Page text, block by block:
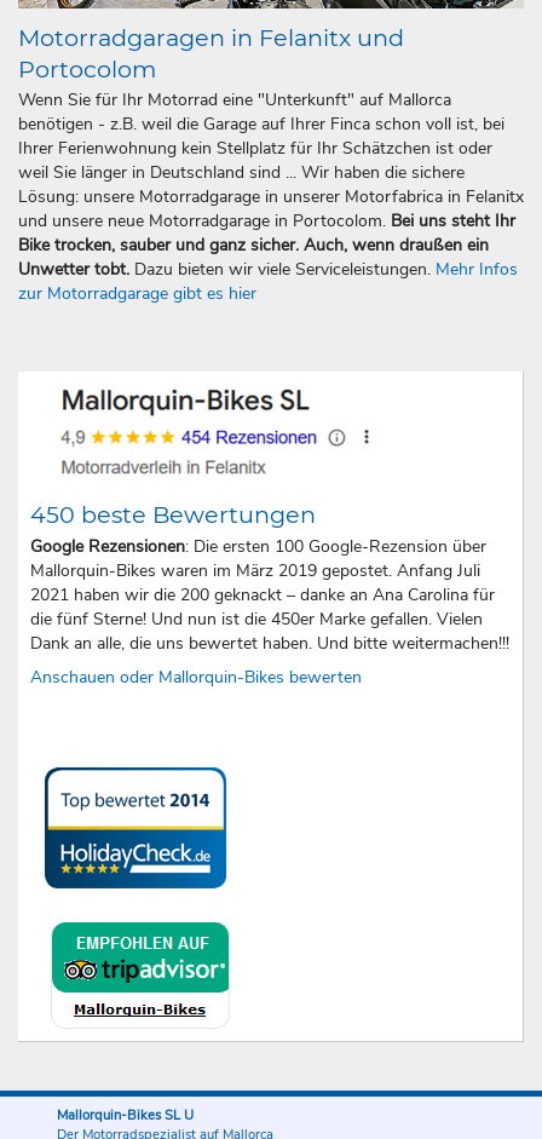
Motorradgaragen in Felanitx und
Portocolom
Wenn Sie für Ihr Motorrad eine "Unterkunft" auf Mallorca
benötigen - z.B. weil die Garage auf Ihrer Finca schon voll ist, bei
Ihrer Ferienwohnung kein Stellplatz für Ihr Schätzchen ist oder
weil Sie länger in Deutschland sind ... Wir haben die sichere
Lösung: unsere Motorradgarage in unserer Motorfabrica in Felanitx
und unsere neue Motorradgarage in Portocolom. Bei uns steht Ihr
Bike trocken, sauber und ganz sicher. Auch, wenn draußen ein
Unwetter tobt. Dazu bieten wir viele Serviceleistungen. Mehr Infos
zur Motorradgarage gibt es hier
450 beste Bewertungen
Google Rezensionen: Die ersten 100 Google-Rezension über
Mallorquin-Bikes waren im März 2019 gepostet. Anfang Juli
2021 haben wir die 200 geknackt – danke an Ana Carolina für
die fünf Sterne! Und nun ist die 450er Marke gefallen. Vielen
Dank an alle, die uns bewertet haben. Und bitte weitermachen!!!
Anschauen oder Mallorquin-Bikes bewerten
Mallorquin-Bikes SL U
Der Motorradspezialist auf Mallorca